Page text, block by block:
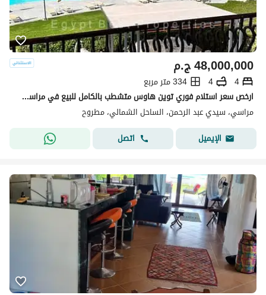
ج.م48,000,000
4
4
334 متر مربع
ارخص سعر استلام فوري توين هاوس متشطب بالكامل للبيع في مراسي الساحل الشمالي
مراسي، سيدي عبد الرحمن، الساحل الشمالي، مطروح
الإيميل
اتصل